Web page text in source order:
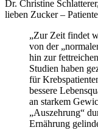
Dr. Christine
lieben Zucker –
„Zur Zeit findet
von der
hin zur
Studien haben
für
bessere
an starkem
„Auszehrung“
Ernährung